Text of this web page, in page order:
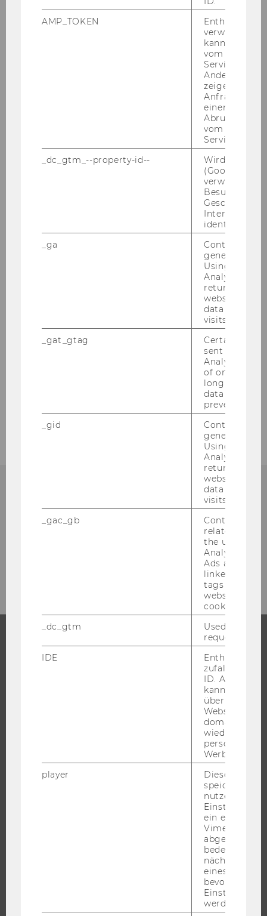
Raffael Speitmann, PhD
Romero J.S. Tavares, Esq., PhD, LL.B., M.B.A.
Yinon Tzubery, PhD, LL.M., LL.M., LL.B.
Yuchen Wu, PhD
DIBT Program Contact
STUDIUM
BEWERBUNG UND ZULASSUNG
INTERNATIONALE UND INCOMING EXCHANGE STUDIERENDE
ANGEBOTE FÜR SCHULEN UND STUDIENINTERESSIERTE
FORSCHUNGSPORTAL
AMP_TOKEN
Enthält ein
verwendet
kann, um
vom AMP-
Service
Andere
zeigen Opt-
Anfrage im
einen Fehler
Abrufen
vom AMP
Service an.
_dc_gtm_--property-id--
Wird von
(Google Tag
verwendet,
Besucher
Geschlecht
Interessen zu
identifizieren.
_ga
Contains a
generated
Using this
Analytics can
returning
website and
data from
visits.
_gat_gtag
Certain data
sent to
Analytics a
of once per
long as it is
data
prevented.
_gid
Contains a
generated
Using this
Analytics can
returning
website and
data from
visits.
_gac_gb
Contains
related
the user. If
Analytics and
Ads accounts
linked, the
tags on the
website read
cookie.
_dc_gtm
Used to
request rate.
IDE
Enthält eine
ID. Anhand
kann Google
über
Websites
Werbung
player
Dieses Cookie
speichert
ein
Vimeo-Video
abgespielt
bedeutet,
nächsten
eines Vimeo-
bevorzugten
werden.